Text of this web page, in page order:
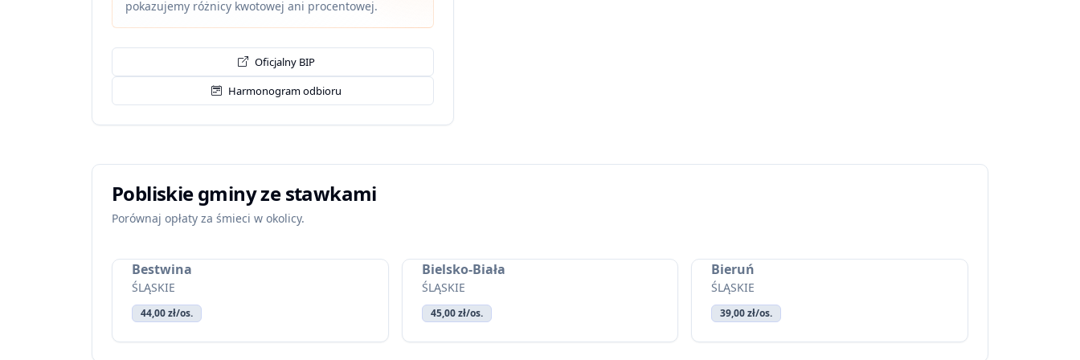
pokazujemy różnicy kwotowej ani procentowej.
Oficjalny BIP
Harmonogram odbioru
Pobliskie gminy ze stawkami
Porównaj opłaty za śmieci w okolicy.
Bestwina
ŚLĄSKIE
44,00 zł/os.
Bielsko-Biała
ŚLĄSKIE
45,00 zł/os.
Bieruń
ŚLĄSKIE
39,00 zł/os.